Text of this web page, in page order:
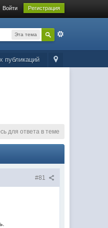
Войти Регистрация
Эта тема
публикаций
для ответа в теме
#81